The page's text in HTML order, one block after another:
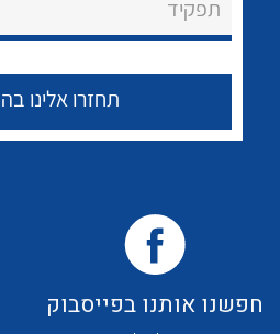
צור קשר
לכל מוצרי היצרן
לכל מוצרי היצרן
תפקיד
חפשנו אותנו בפייסבוק